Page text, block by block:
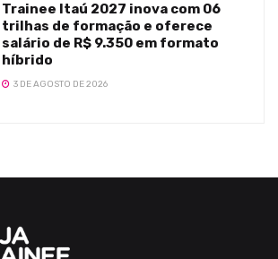
Trainee Itaú 2027 inova com 06
trilhas de formação e oferece
salário de R$ 9.350 em formato
híbrido
3 DE AGOSTO DE 2026